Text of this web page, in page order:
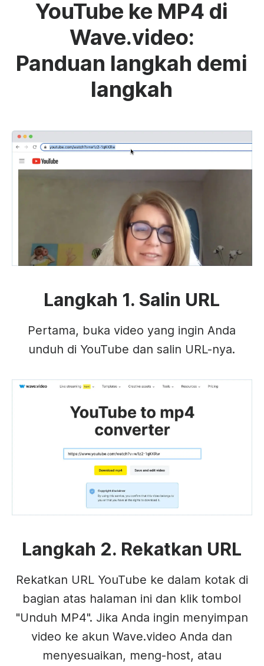
YouTube ke MP4 di
Wave.video:
Panduan langkah demi
langkah
Langkah 1. Salin URL
Pertama, buka video yang ingin Anda
unduh di YouTube dan salin URL-nya.
Langkah 2. Rekatkan URL
Rekatkan URL YouTube ke dalam kotak di
bagian atas halaman ini dan klik tombol
"Unduh MP4". Jika Anda ingin menyimpan
video ke akun Wave.video Anda dan
menyesuaikan, meng-host, atau